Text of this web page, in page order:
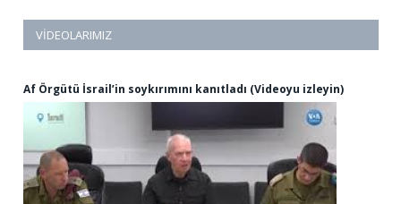
VIDEOLARIMIZ
Af Örgütü İsrail’in soykırımını kanıtladı (Videoyu izleyin)